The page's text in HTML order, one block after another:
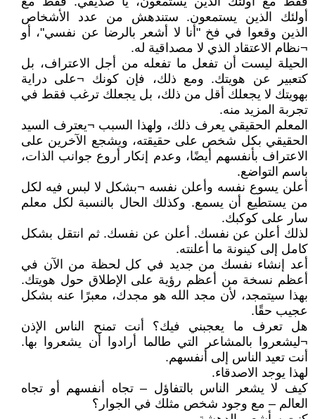
أولئك الذين يستمعون. ستندهش من عدد الأشخاص
الذين وقعوا في فخ "أنا لا أشعر بالرضا عن نفسي"، أو
¬نظام الاعتقاد الذي لا مصداقية له.
الحيلة ليست أن تفعل ما تفعله من أجل الاعتراف، بل
كتعبير عن هويتك. ومع ذلك، فإن كونك ¬على دراية
بهويتك لا يجعلك أقل من ذلك، بل يجعلك ترغب فقط في
تجربة المزيد منه.
المعلم الحقيقي يعرف ذلك، ولهذا السبب ¬يعترف السيد
الحقيقي بكل شخص على حقيقته، ويشجع الآخرين على
الاعتراف بأنفسهم أيضًا، وعدم إنكار أروع جوانب الذات،
باسم التواضع.
أعلن يسوع نفسه وأعلن نفسه ¬بشكل لا لبس فيه لكل
من يستطيع أن يسمع. وكذلك الحال بالنسبة لكل معلم
سار على كوكبك.
لذلك أعلن عن نفسك. أعلن عن نفسك. ثم انتقل بشكل
كامل إلى كينونة ما أعلنته.
أعد إنشاء نفسك من جديد في كل لحظة من الآن في
أعظم نسخة من أعظم رؤية على الإطلاق حول هويتك.
بهذا سيتمجد، لأن مجد الله هو مجدك، معبرًا عنه بشكل
عجيب حقًا.
هل تعرف ما يعجبني فيك؟ أنت تمنح الناس الإذن
¬ليشعروا بالمشاعر التي طالما أرادوا أن يشعروا بها.
أنت تعيد الناس إلى أنفسهم.
لهذا يوجد الاصدقاء.
كيف لا يشعر الناس بالتفاؤل – تجاه أنفسهم أو تجاه
العالم – مع وجود شخص مثلك في الجوار؟